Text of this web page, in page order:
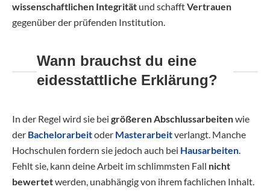
wissenschaftlichen Integrität und schafftVertrauen
gegenüber der prüfenden Institution.
Wann brauchst du eine
eidesstattliche Erklärung?
In der Regel wird sie bei größeren Abschlussarbeitenwie
der Bachelorarbeitoder Masterarbeitverlangt. Manche
Hochschulen fordern sie jedoch auch bei Hausarbeiten.
Fehlt sie, kann deine Arbeit im schlimmsten Fall nicht
bewertetwerden, unabhängig von ihrem fachlichen Inhalt.